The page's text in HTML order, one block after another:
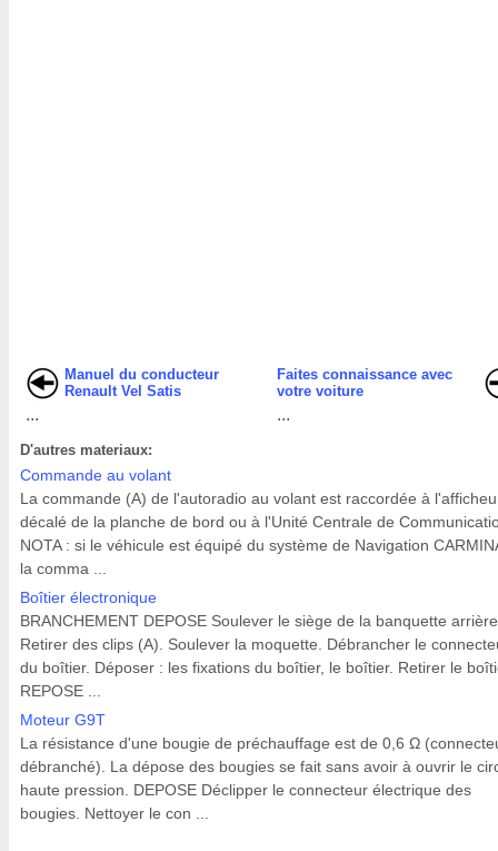
Manuel du conducteur
Renault Vel Satis
...
Faites connaissance avec
votre voiture
...
D'autres materiaux:
Commande au volant
La commande (A) de l'autoradio au volant est raccordée à
décalé de la planche de bord ou à l'Unité Centrale de
NOTA : si le véhicule est équipé du système de Navigation
la comma ...
Boîtier électronique
BRANCHEMENT DEPOSE Soulever le siège de la banquette
Retirer des clips (A). Soulever la moquette. Débrancher le
du boîtier. Déposer : les fixations du boîtier, le boîtier. Retirer le
REPOSE ...
Moteur G9T
La résistance d'une bougie de préchauffage est de 0,6 Ω
débranché). La dépose des bougies se fait sans avoir à ouvrir le
haute pression. DEPOSE Déclipper le connecteur électrique des
bougies. Nettoyer le con ...